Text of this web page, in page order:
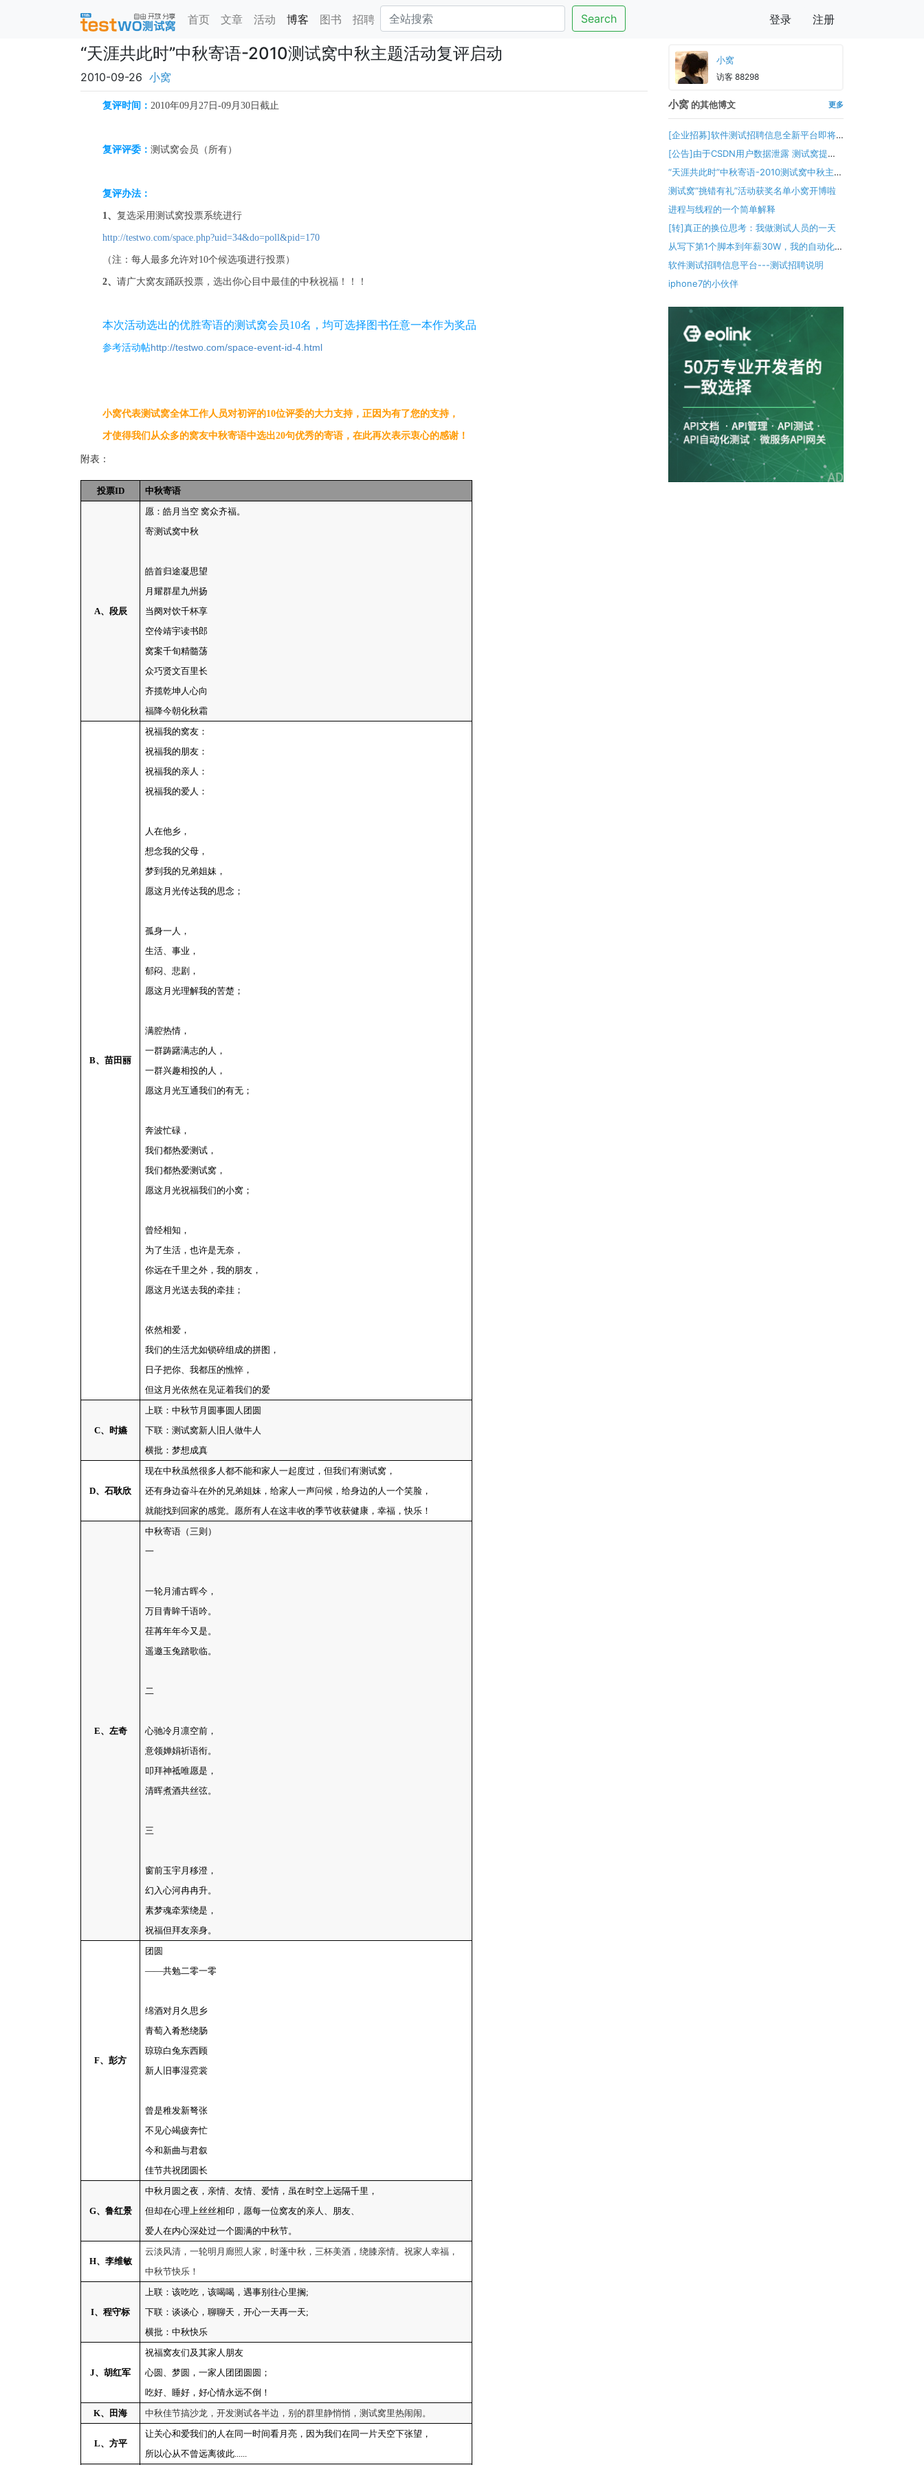
首页 文章 活动 博客 图书 招聘 Search 登录 注册
“天涯共此时”中秋寄语-2010测试窝中秋主题活动复评启动
2010-09-26 小窝
复评时间： 2010年09月 27 日-09月30 日截止
复评评委 ： 测试窝会员（所有）
复评办法 ：
1、 复选采用测试窝投票系统进行
http://testwo.com/space.php?uid=34&do=poll&pid=170
（注：每人最多允许对10个候选项进行投票）
2、 请广大窝友踊跃投票， 选出你心目中最佳的中秋祝福！！！
本次活动选出的优胜寄语的测试窝会员10名，均可选择图书任意一本作为奖品
参考活动帖http://testwo.com/space-event-id-4.html
小窝代表测试窝全体工作人员对初评的10位评委的大力支持，正因为有了您的支持，
才使得我们从众多的窝友中秋寄语中选出20句优秀的寄语，在此再次表示衷心的感谢！
附表：
投票ID 中秋寄语
A、段辰
愿：皓月当空 窝众齐福。
寄测试窝中秋
皓首归途凝思望
月耀群星九州扬
当阕对饮千杯享
空伶靖宇读书郎
窝案千旬精髓荡
众巧贤文百里长
齐揽乾坤人心向
福降今朝化秋霜
B、苗田丽
祝福我的窝友：
祝福我的朋友：
祝福我的亲人：
祝福我的爱人：
人在他乡，
想念我的父母，
梦到我的兄弟姐妹，
愿这月光传达我的思念；
孤身一人，
生活、事业，
郁闷、悲剧，
愿这月光理解我的苦楚；
满腔热情，
一群踌躇满志的人，
一群兴趣相投的人，
愿这月光互通我们的有无；
奔波忙碌，
我们都热爱测试，
我们都热爱测试窝，
愿这月光祝福我们的小窝；
曾经相知，
为了生活，也许是无奈，
你远在千里之外，我的朋友，
愿这月光送去我的牵挂；
依然相爱，
我们的生活尤如锁碎组成的拼图，
日子把你、我都压的憔悴，
但这月光依然在见证着我们的爱
C、时嬿
上联：中秋节月圆事圆人团圆
下联：测试窝新人旧人做牛人
横批：梦想成真
D、石耿欣
现在中秋虽然很多人都不能和家人一起度过，但我们有测试窝，
还有身边奋斗在外的兄弟姐妹，给家人一声问候，给身边的人一个笑脸，
就能找到回家的感觉。愿所有人在这丰收的季节收获健康，幸福，快乐！
E、左奇
中秋寄语（三则）
一
一轮月浦古晖今，
万目青眸千语吟。
荏苒年年今又是。
遥邀玉兔踏歌临。
二
心驰冷月凛空前，
意领婵娟祈语衔。
叩拜神祗唯愿是，
清晖煮酒共丝弦。
三
窗前玉宇月移澄，
幻入心河冉冉升。
素梦魂牵萦绕是，
祝福但拜友亲身。
F、彭方
团圆
——共勉二零一零
绵酒对月久思乡
青萄入肴愁绕肠
琼琼白兔东西顾
新人旧事湿霓裳
曾是稚发新弩张
不见心竭疲奔忙
今和新曲与君叙
佳节共祝团圆长
G、鲁红景
中秋月圆之夜，亲情、友情、爱情，虽在时空上远隔千里，
但却在心理上丝丝相印，愿每一位窝友的亲人、朋友、
爱人在内心深处过一个圆满的中秋节。
H、李维敏
云淡风清，一轮明月廊照人家，时蓬中秋，三杯美酒，绕膝亲情。祝家人幸福，
中秋节快乐！
I、程守标
上联：该吃吃，该喝喝，遇事别往心里搁;
下联：谈谈心，聊聊天，开心一天再一天;
横批：中秋快乐
J、胡红军
祝福窝友们及其家人朋友
心圆、梦圆，一家人团团圆圆；
吃好、睡好，好心情永远不倒！
K、田海 中秋佳节搞沙龙，开发测试各半边，别的群里静悄悄，测试窝里热闹闹。
L、方平
让关心和爱我们的人在同一时间看月亮，因为我们在同一片天空下张望，
所以心从不曾远离彼此......
小窝
访客 88298
小窝 的其他博文 更多
[企业招募]软件测试招聘信息全新平台即将
起航---测试招聘
[公告]由于CSDN用户数据泄露 测试窝提醒
立即修改密码
“天涯共此时”中秋寄语-2010测试窝中秋主题
活动初评办法
测试窝“挑错有礼”活动获奖名单小窝开博啦
进程与线程的一个简单解释
[转]真正的换位思考：我做测试人员的一天
从写下第1个脚本到年薪30W，我的自动化测
试心路历程【资源共享】
软件测试招聘信息平台---测试招聘说明
iphone7的小伙伴